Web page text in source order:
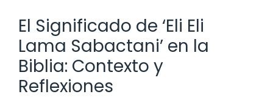
El Significado de ‘Eli Eli
Lama Sabactani’ en la
Biblia: Contexto y
Reflexiones